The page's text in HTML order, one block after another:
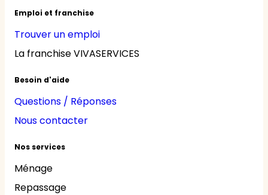
Emploi et franchise
Trouver un emploi
La franchise VIVASERVICES
Besoin d'aide
Questions / Réponses
Nous contacter
Nos services
Ménage
Repassage